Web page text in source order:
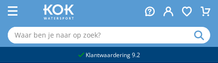
Klantwaardering 9.2